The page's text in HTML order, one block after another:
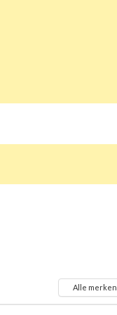
Alle merken